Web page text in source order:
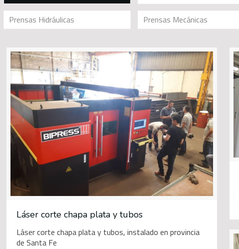
Prensas Hidráulicas Prensas Mecánicas
Láser corte chapa plata y tubos
Láser corte chapa plata y tubos, instalado en provincia
de Santa Fe